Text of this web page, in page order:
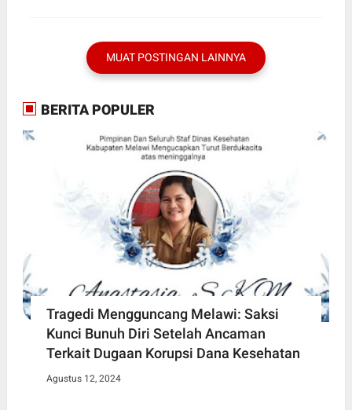
MUAT POSTINGAN LAINNYA
BERITA POPULER
Tragedi Mengguncang Melawi: Saksi
Kunci Bunuh Diri Setelah Ancaman
Terkait Dugaan Korupsi Dana Kesehatan
Agustus 12, 2024